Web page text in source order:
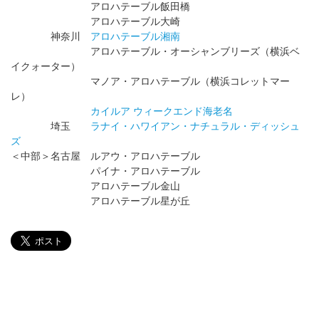
アロハテーブル飯田橋
アロハテーブル大崎
神奈川 アロハテーブル湘南
アロハテーブル・オーシャンブリーズ（横浜ベ
イクォーター）
マノア・アロハテーブル（横浜コレットマー
レ）
カイルア ウィークエンド海老名
埼玉 ラナイ・ハワイアン・ナチュラル・ディッシュ
ズ
＜中部＞名古屋 ルアウ・アロハテーブル
パイナ・アロハテーブル
アロハテーブル金山
アロハテーブル星が丘